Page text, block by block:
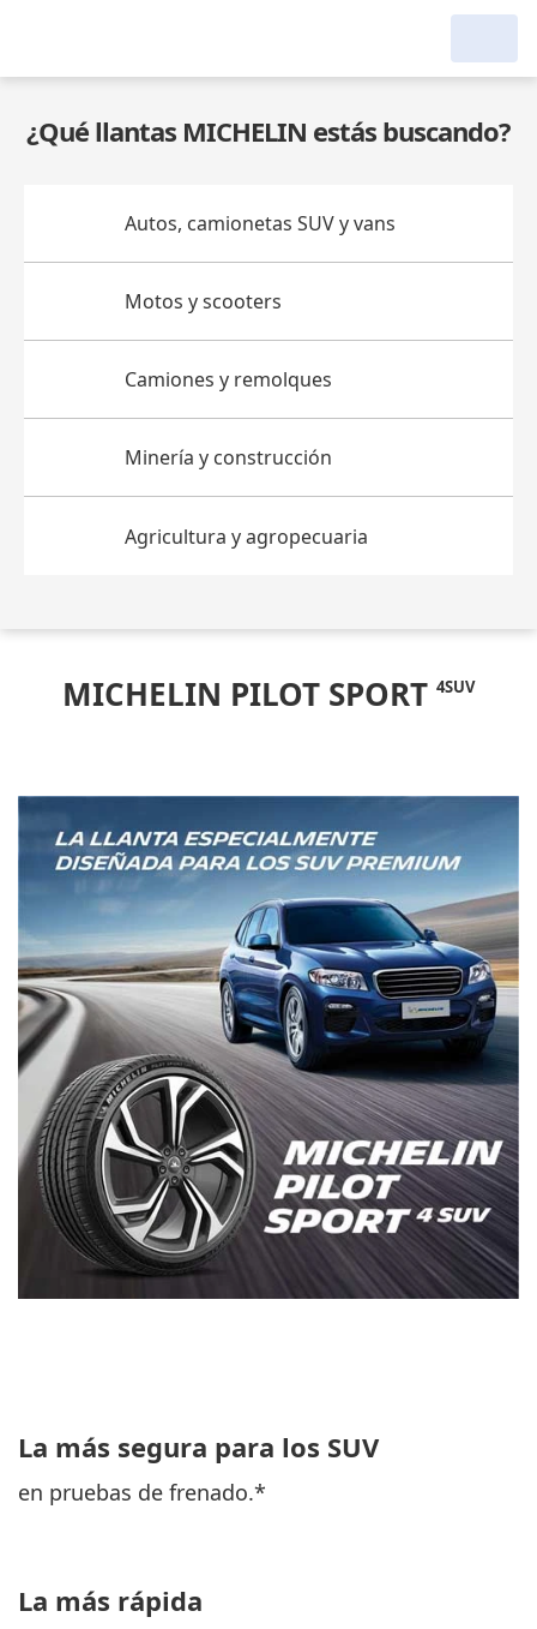
¿Qué llantas MICHELIN estás buscando?
Autos, camionetas SUV y vans
Motos y scooters
Camiones y remolques
Minería y construcción
Agricultura y agropecuaria
MICHELIN PILOT SPORT 4SUV
La más segura para los SUV
en pruebas de frenado.*
La más rápida